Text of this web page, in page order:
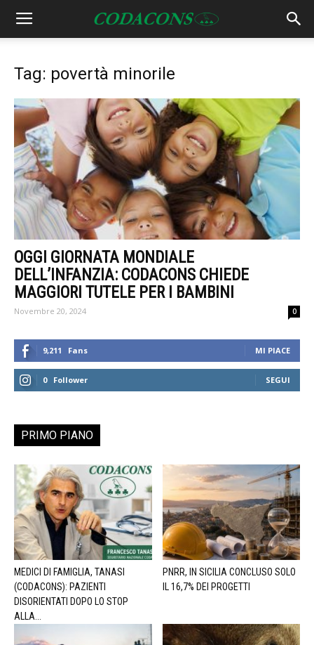
Tag: povertà minorile
OGGI GIORNATA MONDIALE
DELL’INFANZIA: CODACONS CHIEDE
MAGGIORI TUTELE PER I BAMBINI
Novembre 20, 2024 0
9,211 Fans MI PIACE
0 Follower SEGUI
PRIMO PIANO
MEDICI DI FAMIGLIA, TANASI
(CODACONS): PAZIENTI
DISORIENTATI DOPO LO STOP
ALLA...
PNRR, IN SICILIA CONCLUSO SOLO
IL 16,7% DEI PROGETTI